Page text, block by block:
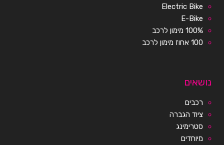
נושאים
רכבים
ציוד הגברה
סטרימינג
מיוחדים
Electric Bike
E-Bike
100% מימון לרכב
100 אחוז מימון לרכב